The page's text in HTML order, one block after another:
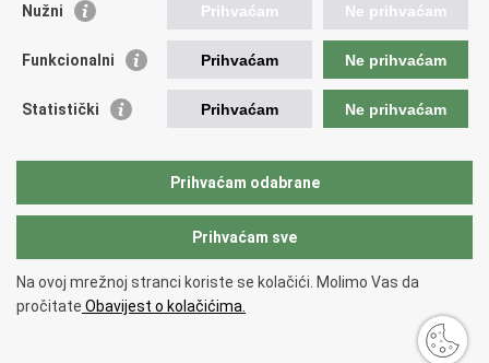
Važne poveznice
Vlada Republike Hrvatske
Savjet za nacionalne manjine
Okvirna konvencija za zaštitu nacionalnih manjina
Ured zastupnika RH pred Eur.sudom za ljudska prava
Copyright © 2026 Ured za ljudska prava i prava nacionalnih manjina.
Uvjeti korištenja.
Nužni Prihvaćam Ne prihvaćam
Funkcionalni Prihvaćam Ne prihvaćam
Statistički Prihvaćam Ne prihvaćam
Prihvaćam odabrane
Prihvaćam sve
Na ovoj mrežnoj stranci koriste se kolačići. Molimo Vas da
pročitate Obavijest o kolačićima.